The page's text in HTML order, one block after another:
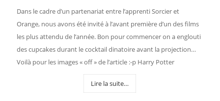
Dans le cadre d’un partenariat entre l’apprenti Sorcier et
Orange, nous avons été invité à l’avant première d’un des films
les plus attendu de l’année. Bon pour commencer on a englouti
des cupcakes durant le cocktail dinatoire avant la projection…
Voilà pour les images « off » de l’article :-p Harry Potter
Lire la suite…